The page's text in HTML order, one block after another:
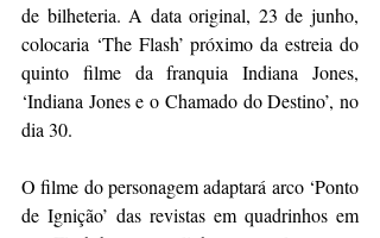
de bilheteria. A data original, 23 de junho,
colocaria ‘The Flash’ próximo da estreia do
quinto filme da franquia Indiana Jones,
‘Indiana Jones e o Chamado do Destino’, no
dia 30.
O filme do personagem adaptará arco ‘Ponto
de Ignição’ das revistas em quadrinhos em